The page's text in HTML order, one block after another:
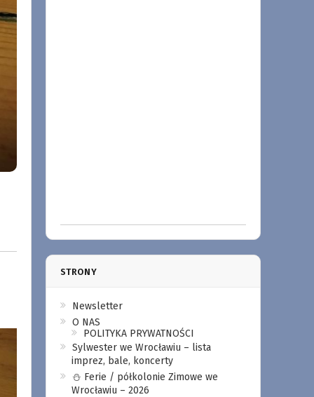
STRONY
Newsletter
O NAS
POLITYKA PRYWATNOŚCI
Sylwester we Wrocławiu – lista
imprez, bale, koncerty
⛄️ Ferie / półkolonie Zimowe we
Wrocławiu – 2026